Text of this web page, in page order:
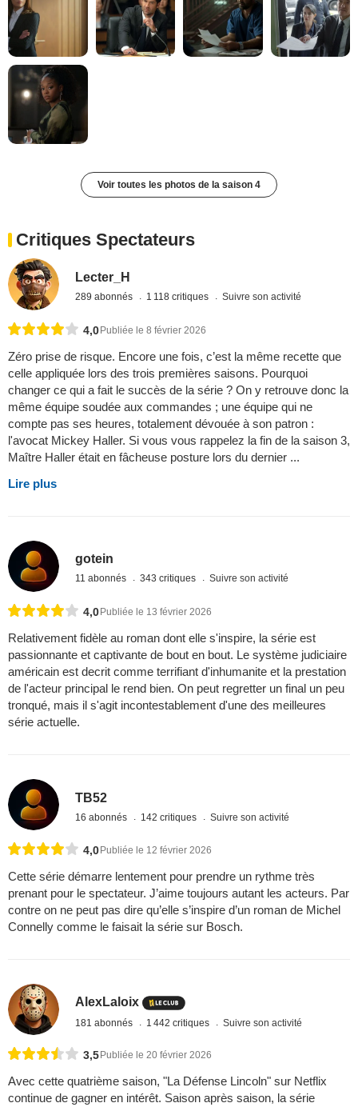
Voir toutes les photos de la saison 4
Critiques Spectateurs
Lecter_H
289 abonnés 1 118 critiques Suivre son activité
4,0Publiée le 8 février 2026
Zéro prise de risque. Encore une fois, c’est la même recette que
celle appliquée lors des trois premières saisons. Pourquoi
changer ce qui a fait le succès de la série ? On y retrouve donc la
même équipe soudée aux commandes ; une équipe qui ne
compte pas ses heures, totalement dévouée à son patron :
l'avocat Mickey Haller. Si vous vous rappelez la fin de la saison 3,
Maître Haller était en fâcheuse posture lors du dernier ...
Lire plus
gotein
11 abonnés 343 critiques Suivre son activité
4,0Publiée le 13 février 2026
Relativement fidèle au roman dont elle s'inspire, la série est
passionnante et captivante de bout en bout. Le système judiciaire
américain est decrit comme terrifiant d'inhumanite et la prestation
de l'acteur principal le rend bien. On peut regretter un final un peu
tronqué, mais il s'agit incontestablement d'une des meilleures
série actuelle.
TB52
16 abonnés 142 critiques Suivre son activité
4,0 Publiée le 12 février 2026
Cette série démarre lentement pour prendre un rythme très
prenant pour le spectateur. J’aime toujours autant les acteurs. Par
contre on ne peut pas dire qu’elle s’inspire d’un roman de Michel
Connelly comme le faisait la série sur Bosch.
AlexLaloix
181 abonnés 1 442 critiques Suivre son activité
3,5 Publiée le 20 février 2026
Avec cette quatrième saison, "La Défense Lincoln" sur Netflix
continue de gagner en intérêt. Saison après saison, la série